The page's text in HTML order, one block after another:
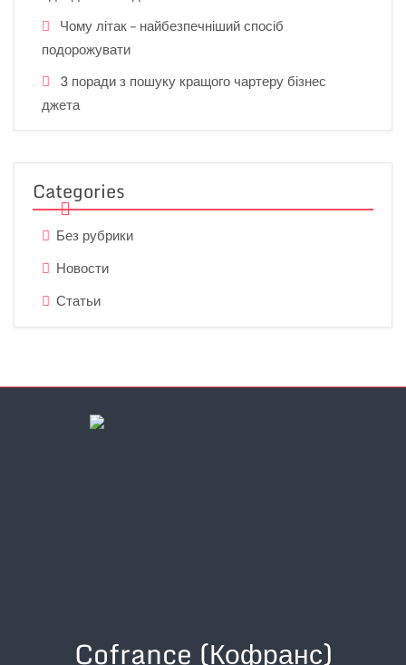
Чому літак – найбезпечніший спосіб
подорожувати
3 поради з пошуку кращого чартеру бізнес
джета
Categories
Без рубрики
Новости
Статьи
Cofrance (Кофранс)